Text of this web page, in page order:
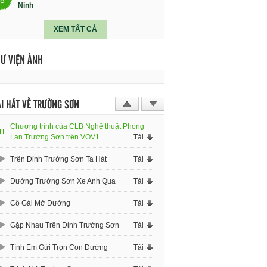
Ninh
XEM TẤT CẢ
VIỆN ẢNH
HÁT VỀ TRƯỜNG SƠN
Chương trình của CLB Nghệ thuật Phong
Lan Trường Sơn trên VOV1
Tải
Trên Đỉnh Trường Sơn Ta Hát Tải
Đường Trường Sơn Xe Anh Qua Tải
Cô Gái Mở Đường Tải
Gặp Nhau Trên Đỉnh Trường Sơn Tải
Tình Em Gửi Trọn Con Đường Tải